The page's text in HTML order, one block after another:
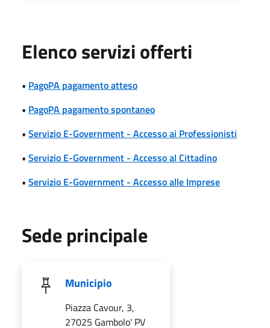
Elenco servizi offerti
• PagoPA pagamento atteso
• PagoPA pagamento spontaneo
• Servizio E-Government - Accesso ai Professionisti
• Servizio E-Government - Accesso al Cittadino
• Servizio E-Government - Accesso alle Imprese
Sede principale
Municipio
Piazza Cavour, 3,
27025 Gambolo' PV